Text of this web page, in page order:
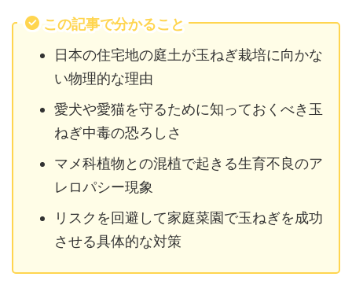
この記事で分かること
日本の住宅地の庭土が玉ねぎ栽培に向かな
い物理的な理由
愛犬や愛猫を守るために知っておくべき玉
ねぎ中毒の恐ろしさ
マメ科植物との混植で起きる生育不良のア
レロパシー現象
リスクを回避して家庭菜園で玉ねぎを成功
させる具体的な対策